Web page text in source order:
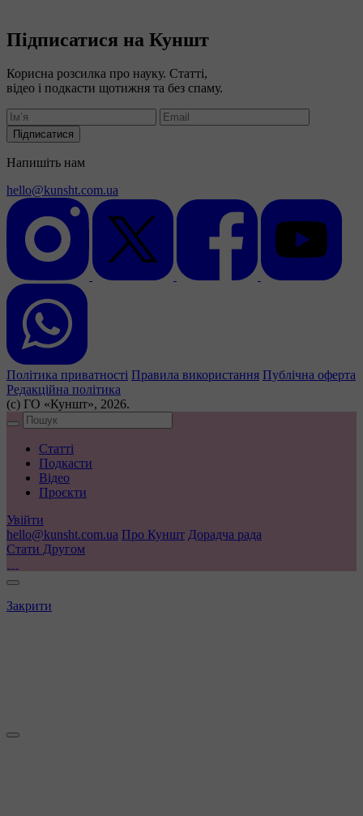
Підписатися на Куншт
Корисна розсилка про науку. Статті,
відео і подкасти щотижня та без спаму.
Підписатися
Напишіть нам
hello@kunsht.com.ua
Політика приватності Правила використання Публічна оферта
Редакційна політика
(с) ГО «Куншт», 2026.
Статті
Подкасти
Відео
Проєкти
Увійти
hello@kunsht.com.ua Про Куншт Дорадча рада
Стати Другом
Закрити